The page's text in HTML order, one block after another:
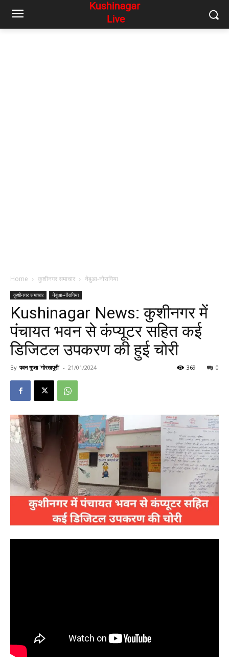
Home कुशीनगर समाचार नेबुआ-नौरागिया
कुशीनगर समाचार नेबुआ-नौरागिया
Kushinagar News: कुशीनगर में
पंचायत भवन से कंप्यूटर सहित कई
डिजिटल उपकरण की हुई चोरी
By पवन गुप्ता 'गोरखपुरी' - 21/01/2024 0
369